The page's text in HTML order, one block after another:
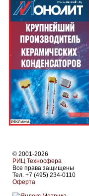
© 2001-2026
РИЦ Техносфера
Все права защищены
Тел. +7 (495) 234-0110
Оферта